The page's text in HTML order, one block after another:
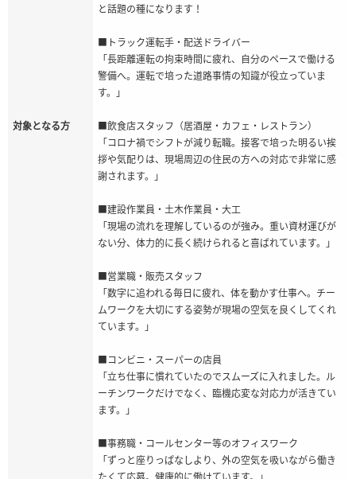
対象となる方
と話題の種になります！
■トラック運転手・配送ドライバー
「長距離運転の拘束時間に疲れ、自分のペースで働ける
警備へ。運転で培った道路事情の知識が役立っていま
す。」
■飲食店スタッフ（居酒屋・カフェ・レストラン）
「コロナ禍でシフトが減り転職。接客で培った明るい挨
拶や気配りは、現場周辺の住民の方への対応で非常に感
謝されます。」
■建設作業員・土木作業員・大工
「現場の流れを理解しているのが強み。重い資材運びが
ない分、体力的に長く続けられると喜ばれています。」
■営業職・販売スタッフ
「数字に追われる毎日に疲れ、体を動かす仕事へ。チー
ムワークを大切にする姿勢が現場の空気を良くしてくれ
ています。」
■コンビニ・スーパーの店員
「立ち仕事に慣れていたのでスムーズに入れました。ル
ーチンワークだけでなく、臨機応変な対応力が活きてい
ます。」
■事務職・コールセンター等のオフィスワーク
「ずっと座りっぱなしより、外の空気を吸いながら働き
たくて応募。健康的に働けています。」